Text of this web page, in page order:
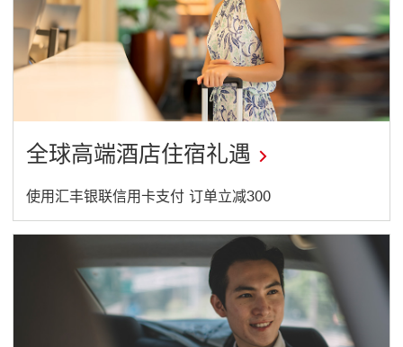
l
i
n
k
i
l
l
o
e
n
n
a
n
e
w
i
n
d
o
w
全球高端酒店住宿礼遇
This
link
使用汇丰银联信用卡支付 订单立减300